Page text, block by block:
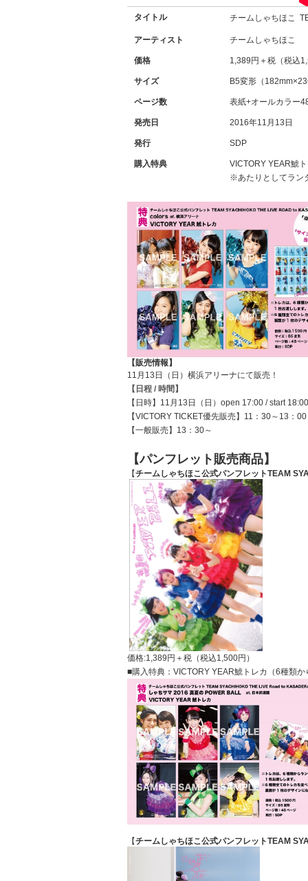
タイトル チームしゃちほこ
アーティスト チームしゃちほこ
価格 1,389円＋税（税込
サイズ B5変形（
ページ数 表紙+オールカラー
発売日 2016年11月13日
発行 SDP
購入特典
VICTORY YEAR鯱
※あたりとしてラン
【販売情報】
11月13日（日）横浜アリーナにて販売！
【日程 / 時間】
【日時】11月13日（日）open 17:00 / start 18:00
【VICTORY TICKET優先販売】11：30～13：00
【一般販売】13：30～
【パンフレット販売商品】
【チームしゃちほこ公式パンフレットTEAM
価格:1,389円＋税（税込1,500円）
■購入特典： VICTORY YEAR鯱トレカ（6種類
【チームしゃちほこ公式パンフレットTEAM